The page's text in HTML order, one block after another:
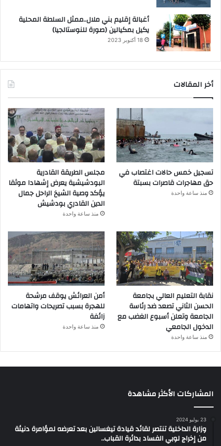
أغبالة إقليم بني ملال..ممثل السلطة المحلية
يكيل بمكيالين (صورة للنوستالجيا)
18 أكتوبر 2023
أخر المقالات
تسجيل خمس حالات اغتصاب في
حق مهاجرات قاصرات بسبتة
منذ ساعة واحدة
مجلس الطريقة القادرية
البودشيشية يعرض إشهادا موثقا
يؤكد وصية الشيخ الراحل جمال
الدين القادري بودشيش
منذ ساعة واحدة
نقابة التعليم العالي بجامعة
الحسن الثاني تصعد ضد رئاسة
الجامعة وتعلن أسبوع الغضب مع
الدخول الجامعي
منذ ساعة واحدة
أمن العرائش يوقف مرشحة
للهجرة بسبب تصريحات واتهامات
زائفة
منذ ساعة واحدة
المشاركات الأكثر مشاهدة
23 يوليو 2024
وزارة الداخلية تنتصر لقائد قيادة تيغسالين بعد تعرضه لمؤامرة دنيئة
من إخراج لوبي الفساد بدائرة القباب..